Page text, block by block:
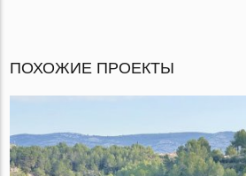
ПОХОЖИЕ ПРОЕКТЫ